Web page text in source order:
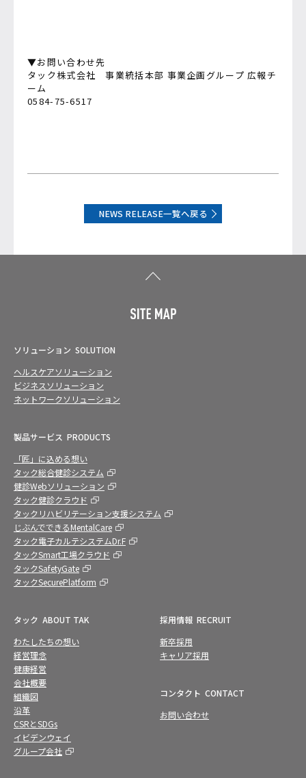
▼お問い合わせ先
タック株式会社 事業統括本部 事業企画グループ 広報チ
ーム
0584-75-6517
NEWS RELEASE一覧へ戻る
ソリューション SOLUTION
ヘルスケアソリューション
ビジネスソリューション
ネットワークソリューション
製品サービス PRODUCTS
「匠」に込める想い
タック総合健診システム
健診Webソリューション
タック健診クラウド
タックリハビリテーション支援システム
じぶんでできるMentalCare
タック電子カルテシステムDr.F
タックSmart工場クラウド
タックSafetyGate
タックSecurePlatform
タック ABOUT TAK
わたしたちの想い
経営理念
健康経営
会社概要
組織図
沿革
CSRとSDGs
イビデンウェイ
グループ会社
採用情報 RECRUIT
新卒採用
キャリア採用
コンタクト CONTACT
お問い合わせ